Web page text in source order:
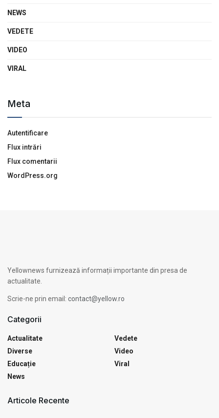
NEWS
VEDETE
VIDEO
VIRAL
Meta
Autentificare
Flux intrări
Flux comentarii
WordPress.org
Yellownews furnizează informații importante din presa de
actualitate.
Scrie-ne prin email: contact@yellow.ro
Categorii
Actualitate
Diverse
Educație
News
Vedete
Video
Viral
Articole Recente